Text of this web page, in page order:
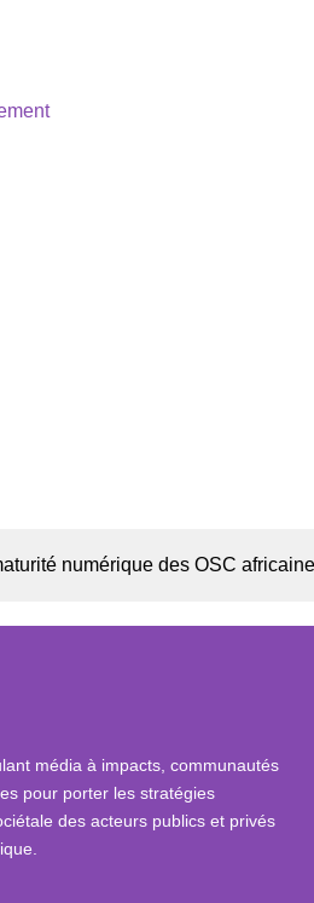
numérique des OSC africaines
média à impacts, communautés
pour porter les stratégies
des acteurs publics et privés